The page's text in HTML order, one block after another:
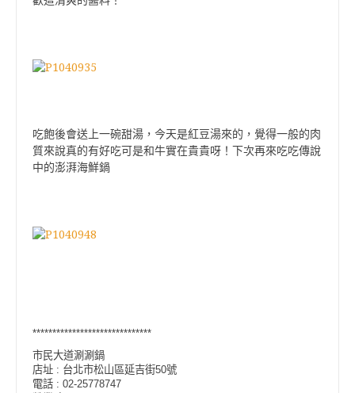
吃飽後會送上一碗甜湯，今天是紅豆湯來的，覺得一般的肉
質來說真的有好吃可是和牛實在貴貴呀！下次再來吃吃傳說
中的澎湃海鮮鍋
******************************
市民大道涮涮鍋
店址 : 台北市松山區延吉街50號
電話 : 02-25778747